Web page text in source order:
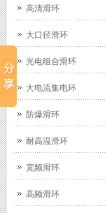
高清滑环
大口径滑环
光电组合滑环
大电流集电环
防爆滑环
耐高温滑环
宽频滑环
高频滑环